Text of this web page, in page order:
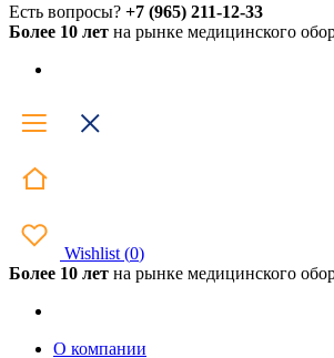
Есть вопросы? +7 (965) 211-12-33
Более 10 лет на рынке медицинского
Wishlist (0)
Более 10 лет на рынке медицинского
О компании